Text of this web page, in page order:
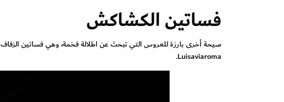
فساتين الكشاكش
صيحة أخرى بارزة للعروس التي تبحث عن اطلالة فخمة، وهي فساتين الزفاف
Luisaviaroma.